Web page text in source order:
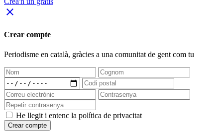
close
Crear compte
Periodisme en català, gràcies a una comunitat de gent com tu
He llegit i entenc la política de privacitat
Crear compte